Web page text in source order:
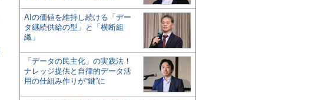
AIの価値を維持し続ける「デー
タ継続供給の型」と「横断組
織」
「データの民主化」の実践法！
ナレッジ提供と自律的データ活
用の仕組み作りが“鍵”に